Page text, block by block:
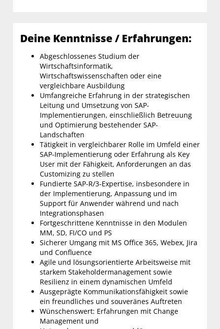
Deine Kenntnisse / Erfahrungen:
Abgeschlossenes Studium der
Wirtschaftsinformatik,
Wirtschaftswissenschaften oder eine
vergleichbare Ausbildung
Umfangreiche Erfahrung in der strategischen
Leitung und Umsetzung von SAP-
Implementierungen, einschließlich Betreuung
und Optimierung bestehender SAP-
Landschaften
Tätigkeit in vergleichbarer Rolle im Umfeld einer
SAP-Implementierung oder Erfahrung als Key
User mit der Fähigkeit, Anforderungen an das
Customizing zu stellen
Fundierte SAP-R/3-Expertise, insbesondere in
der Implementierung, Anpassung und im
Support für Anwender während und nach
Integrationsphasen
Fortgeschrittene Kenntnisse in den Modulen
MM, SD, FI/CO und PS
Sicherer Umgang mit MS Office 365, Webex, Jira
und Confluence
Agile und lösungsorientierte Arbeitsweise mit
starkem Stakeholdermanagement sowie
Resilienz in einem dynamischen Umfeld
Ausgeprägte Kommunikationsfähigkeit sowie
ein freundliches und souveränes Auftreten
Wünschenswert: Erfahrungen mit Change
Management und